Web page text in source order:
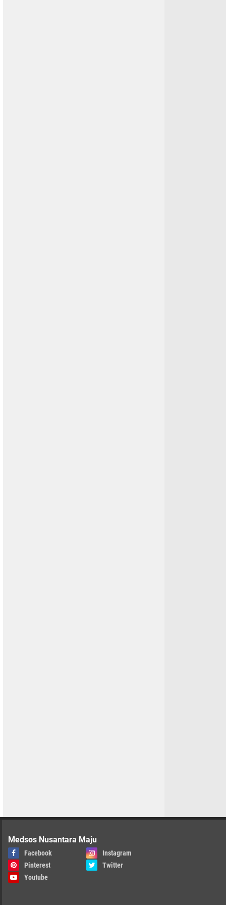
Medsos Nusantara Maju
Facebook
Instagram
Pinterest
Twitter
Youtube